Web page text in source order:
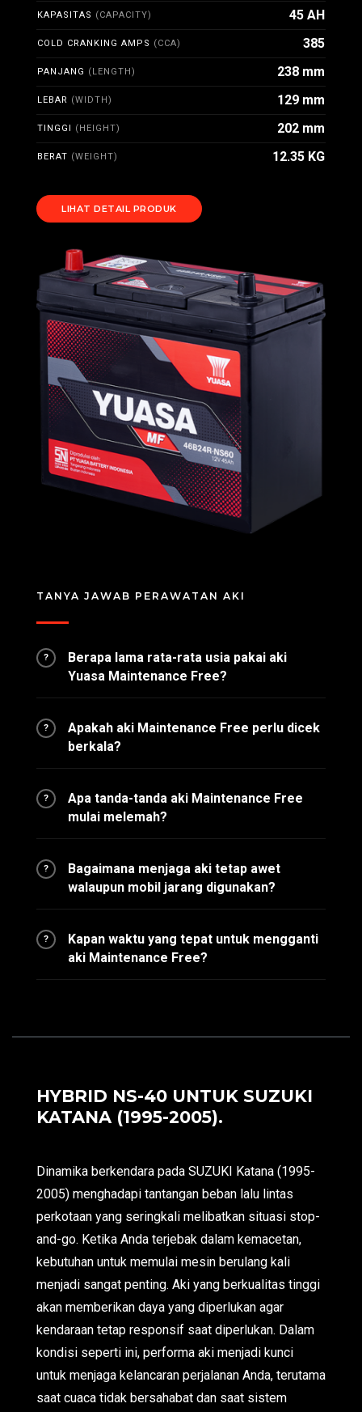
KAPASITAS (CAPACITY) 45 AH
COLD CRANKING AMPS (CCA) 385
PANJANG (LENGTH) 238 mm
LEBAR (WIDTH) 129 mm
TINGGI (HEIGHT) 202 mm
BERAT (WEIGHT) 12.35 KG
LIHAT DETAIL PRODUK
TANYA JAWAB PERAWATAN AKI
?
Berapa lama rata-rata usia pakai aki
Yuasa Maintenance Free?
?
Apakah aki Maintenance Free perlu dicek
berkala?
?
Apa tanda-tanda aki Maintenance Free
mulai melemah?
?
Bagaimana menjaga aki tetap awet
walaupun mobil jarang digunakan?
?
Kapan waktu yang tepat untuk mengganti
aki Maintenance Free?
HYBRID NS-40 UNTUK SUZUKI
KATANA (1995-2005).
Dinamika berkendara pada SUZUKI Katana (1995-
2005) menghadapi tantangan beban lalu lintas
perkotaan yang seringkali melibatkan situasi stop-
and-go. Ketika Anda terjebak dalam kemacetan,
kebutuhan untuk memulai mesin berulang kali
menjadi sangat penting. Aki yang berkualitas tinggi
akan memberikan daya yang diperlukan agar
kendaraan tetap responsif saat diperlukan. Dalam
kondisi seperti ini, performa aki menjadi kunci
untuk menjaga kelancaran perjalanan Anda, terutama
saat cuaca tidak bersahabat dan saat sistem